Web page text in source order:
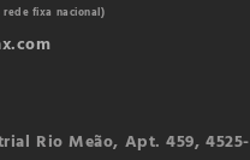
fixa nacional)
Rio Meão, Apt. 459, 4525-